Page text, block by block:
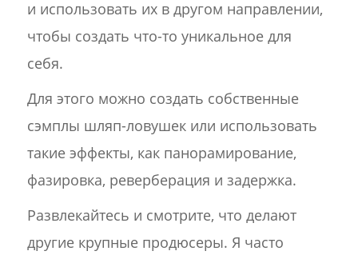
и использовать их в другом направлении,
чтобы создать что-то уникальное для
себя.
Для этого можно создать собственные
сэмплы шляп-ловушек или использовать
такие эффекты, как панорамирование,
фазировка, реверберация и задержка.
Развлекайтесь и смотрите, что делают
другие крупные продюсеры. Я часто